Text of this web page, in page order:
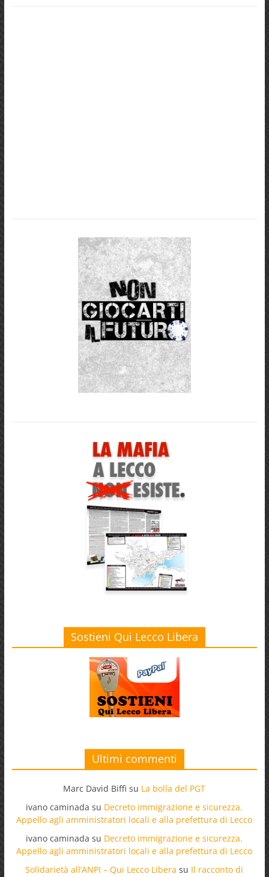
Sostieni Qui Lecco Libera
Ultimi commenti
Marc David Biffi su La bolla del PGT
ivano caminada su Decreto immigrazione e sicurezza.
Appello agli amministratori locali e alla prefettura di Lecco
ivano caminada su Decreto immigrazione e sicurezza.
Appello agli amministratori locali e alla prefettura di Lecco
Solidarietà all’ANPI – Qui Lecco Libera su Il racconto di